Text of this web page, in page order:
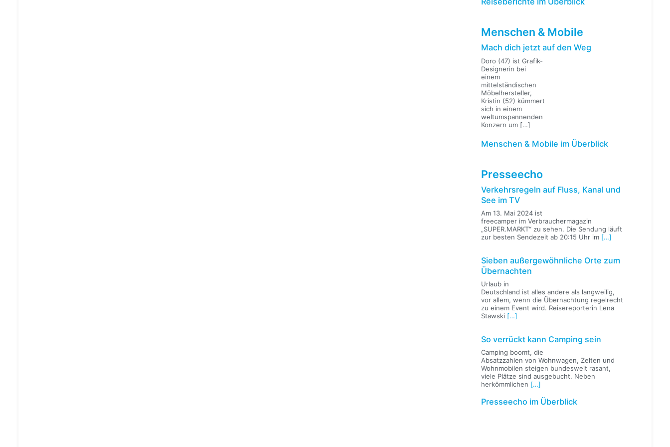
Menschen & Mobile
Mach dich jetzt auf den Weg
Doro (47) ist Grafik-
Designerin bei
einem
mittelständischen
Möbelhersteller,
Kristin (52) kümmert
sich in einem
weltumspannenden
Konzern um […]
Menschen & Mobile im Überblick
Presseecho
Verkehrsregeln auf Fluss, Kanal und
See im TV
Am 13. Mai 2024 ist
freecamper im Verbrauchermagazin
„SUPER.MARKT“ zu sehen. Die Sendung läuft
zur besten Sendezeit ab 20:15 Uhr im […]
Sieben außergewöhnliche Orte zum
Übernachten
Urlaub in
Deutschland ist alles andere als langweilig,
vor allem, wenn die Übernachtung regelrecht
zu einem Event wird. Reisereporterin Lena
Stawski […]
So verrückt kann Camping sein
Camping boomt, die
Absatzzahlen von Wohnwagen, Zelten und
Wohnmobilen steigen bundesweit rasant,
viele Plätze sind ausgebucht. Neben
herkömmlichen […]
Presseecho im Überblick